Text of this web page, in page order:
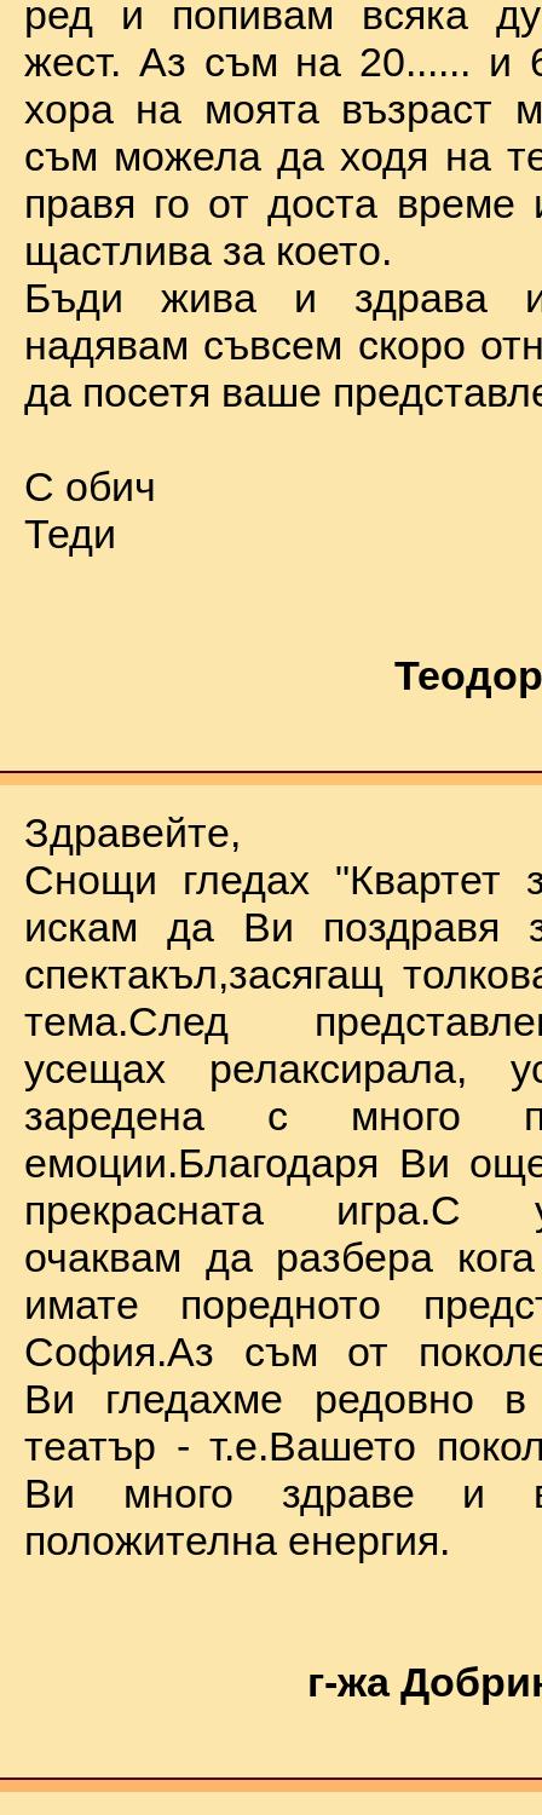
ред и попивам всяка
жест. Аз съм на 20...... и
хора на моята възраст
съм можела да ходя на
правя го от доста време
щастлива за което.
Бъди жива и здрава
надявам съвсем скоро
да посетя ваше
С обич
Теди
Здравейте,
Снощи гледах "Квартет
искам да Ви поздравя
спектакъл,засягащ
тема.След
усещах релаксирала,
заредена с много
емоции.Благодаря Ви
прекрасната игра.С
очаквам да разбера
имате поредното
София.Аз съм от
Ви гледахме редовно
театър - т.е.Вашето
Ви много здраве и
положителна енергия.
г-жа